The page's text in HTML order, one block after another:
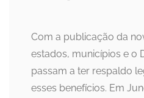
Com a publicação da
estados, municípios e o
passam a ter respaldo
esses benefícios. Em